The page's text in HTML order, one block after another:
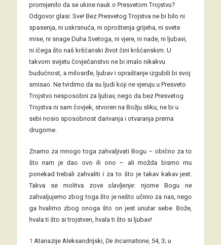
promijenilo da se ukine nauk o Presvetom Trojstvu?
Odgovor glasi: Sve! Bez Presvetog Trojstva ne bi bilo ni
spasenja, ni uskrsnuća, ni oproštenja grijeha, ni svete
mise, ni snage Duha Svetoga, ni vjere, ni nade, ni ljubavi,
ni ičega što naš kršćanski život čini kršćanskim. U
takvom svijetu čovječanstvo ne bi imalo nikakvu
budućnost, a milosrđe, ljubav i opraštanje izgubili bi svoj
smisao. Ne tvrdimo da su ljudi koji ne vjeruju u Presveto
Trojstvo nesposobni za ljubav, nego da bez Presvetog
Trojstva ni sam čovjek, stvoren na Božju sliku, ne bi u
sebi nosio sposobnost darivanja i otvaranja prema
drugome.
Znamo za mnogo toga zahvaljivati Bogu – obično za to
što nam je dao ovo ili ono – ali možda bismo mu
ponekad trebali zahvaliti i za to što je takav kakav jest.
Takva se molitva zoveslavljenje: njome Bogu ne
zahvaljujemo zbog toga što je nešto učinio za nas, nego
ga hvalimo zbog onoga što on jest unutar sebe. Bože,
hvala ti što si trojstven, hvala ti što si ljubav!
1 Atanazije Aleksandrijski, De Incarnatione, 54, 3; u